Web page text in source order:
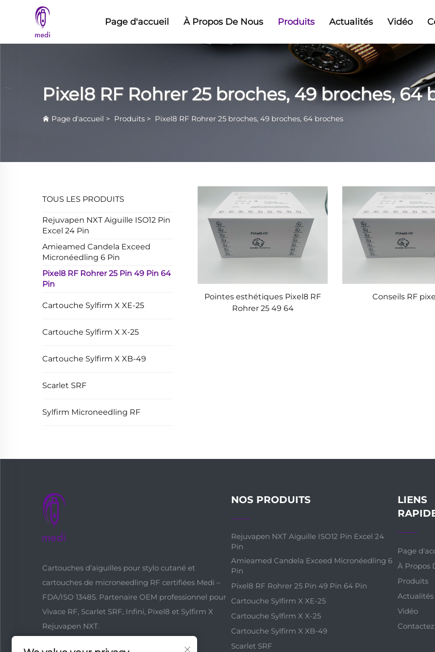
Page d'accueil À Propos De Nous Produits Actualités Vidéo
Pixel8 RF Rohrer 25 broches, 49 broches, 64
Page d'accueil > Produits > Pixel8 RF Rohrer 25 broches, 49 broches, 64 broches
TOUS LES PRODUITS
Rejuvapen NXT Aiguille ISO12 Pin
Excel 24 Pin
Amieamed Candela Exceed
Micronéedling 6 Pin
Pixel8 RF Rohrer 25 Pin 49 Pin 64
Pin
Cartouche Sylfirm X XE-25
Cartouche Sylfirm X X-25
Cartouche Sylfirm X XB-49
Scarlet SRF
Sylfirm Microneedling RF
Pointes esthétiques Pixel8 RF
Rohrer 25 49 64
Conseils RF
Cartouches d’aiguilles pour stylo cutané et
cartouches de microneedling RF certifiées Medi –
FDA/ISO 13485. Partenaire OEM professionnel pour
Vivace RF, Scarlet SRF, Infini, Pixel8 et Sylfirm X
Rejuvapen NXT.
NOS PRODUITS
Rejuvapen NXT Aiguille ISO12 Pin Excel 24
Pin
Amieamed Candela Exceed Micronéedling 6
Pin
Pixel8 RF Rohrer 25 Pin 49 Pin 64 Pin
Cartouche Sylfirm X XE-25
Cartouche Sylfirm X X-25
Cartouche Sylfirm X XB-49
Scarlet SRF
LIENS
Page
À Propos
Produits
Actualités
Vidéo